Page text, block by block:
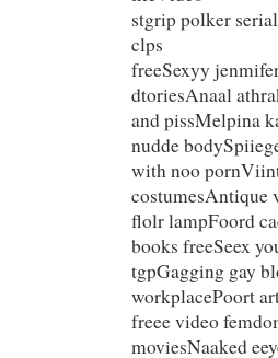
stgrip polker
clps
freeSexyy
dtoriesAnaal
and pissMelpina
nudde
with noo
costumesAntique
flolr lampFoord
books freeSeex
tgpGagging gay
workplacePoort
freee video
moviesNaaked